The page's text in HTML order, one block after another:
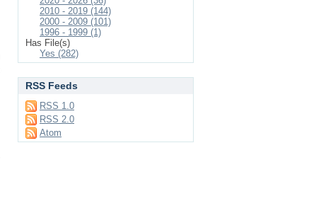
2010 - 2019 (144)
2000 - 2009 (101)
1996 - 1999 (1)
Has File(s)
Yes (282)
RSS Feeds
RSS 1.0
RSS 2.0
Atom